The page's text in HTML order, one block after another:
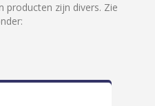
producten zijn divers. Zie